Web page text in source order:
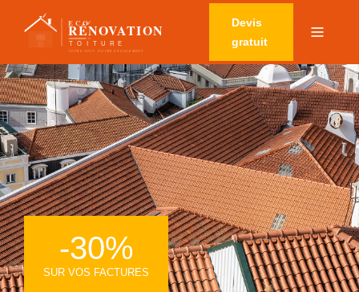
Devis
gratuit
-30%
SUR VOS FACTURES